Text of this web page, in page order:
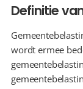
Definitie
wordt ermee